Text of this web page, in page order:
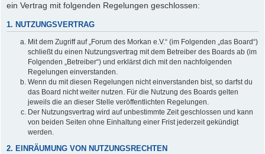
ein Vertrag mit folgenden Regelungen geschlossen:
1. NUTZUNGSVERTRAG
Mit dem Zugriff auf „Forum des Morkan e.V.“ (im Folgenden „das Board“)
schließt du einen Nutzungsvertrag mit dem Betreiber des Boards ab (im
Folgenden „Betreiber“) und erklärst dich mit den nachfolgenden
Regelungen einverstanden.
Wenn du mit diesen Regelungen nicht einverstanden bist, so darfst du
das Board nicht weiter nutzen. Für die Nutzung des Boards gelten
jeweils die an dieser Stelle veröffentlichten Regelungen.
Der Nutzungsvertrag wird auf unbestimmte Zeit geschlossen und kann
von beiden Seiten ohne Einhaltung einer Frist jederzeit gekündigt
werden.
2. EINRÄUMUNG VON NUTZUNGSRECHTEN